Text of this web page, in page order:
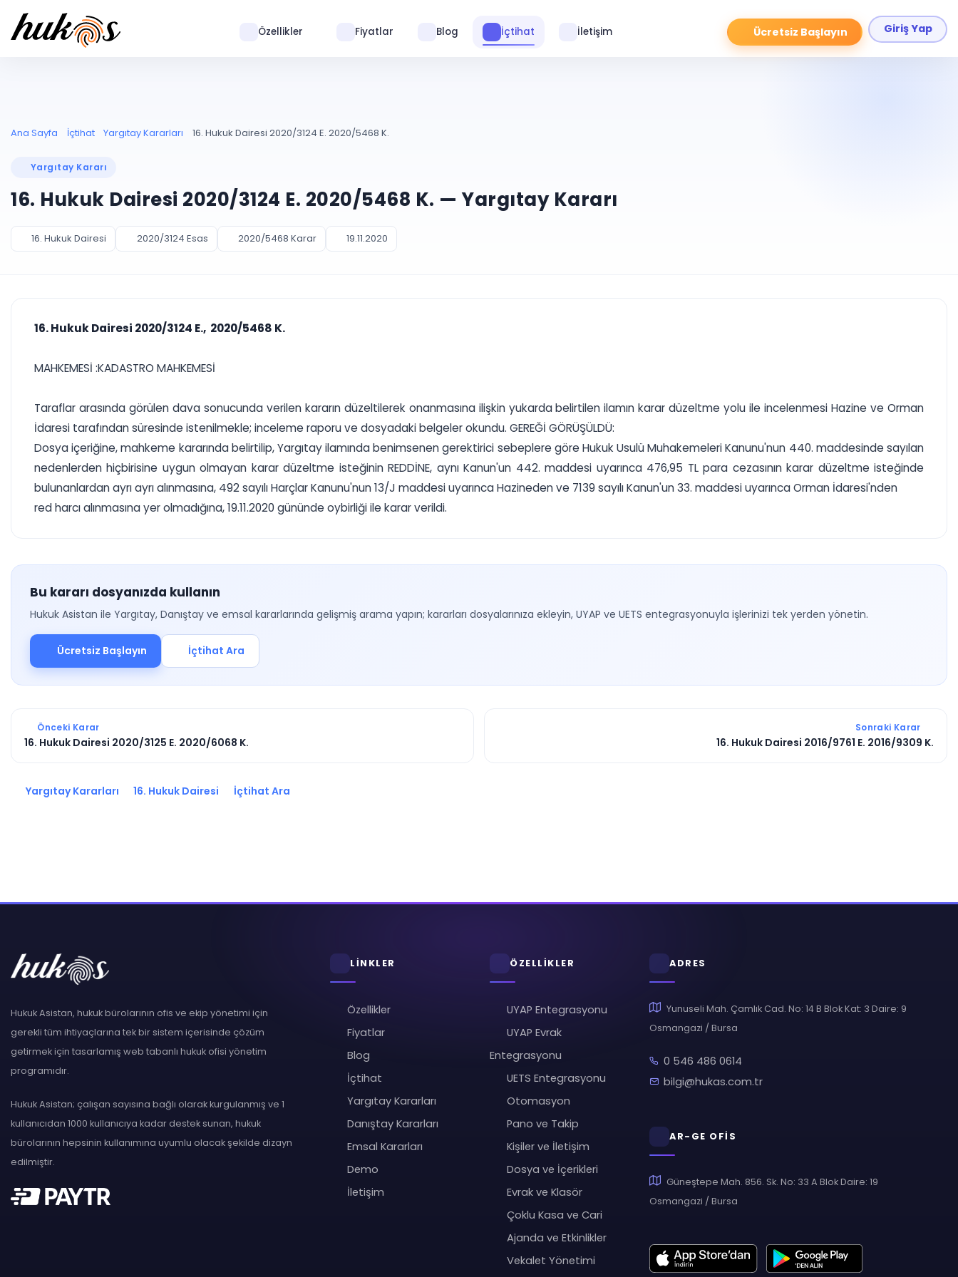
Ücretsiz Başlayın Giriş Yap
Özellikler Fiyatlar Blog İçtihat İletişim
Ana Sayfa İçtihat Yargıtay Kararları 16. Hukuk Dairesi 2020/3124 E. 2020/5468 K.
Yargıtay Kararı
16. Hukuk Dairesi 2020/3124 E. 2020/5468 K. — Yargıtay Kararı
16. Hukuk Dairesi 2020/3124 Esas 2020/5468 Karar 19.11.2020
16. Hukuk Dairesi 2020/3124 E., 2020/5468 K.
MAHKEMESİ :KADASTRO MAHKEMESİ
Taraflar arasında görülen dava sonucunda verilen kararın düzeltilerek onanmasına ilişkin yukarda belirtilen ilamın karar düzeltme yolu ile incelenmesi Hazine ve Orman
İdaresi tarafından süresinde istenilmekle; inceleme raporu ve dosyadaki belgeler okundu. GEREĞİ GÖRÜŞÜLDÜ:
Dosya içeriğine, mahkeme kararında belirtilip, Yargıtay ilamında benimsenen gerektirici sebeplere göre Hukuk Usulü Muhakemeleri Kanunu'nun 440. maddesinde sayılan
nedenlerden hiçbirisine uygun olmayan karar düzeltme isteğinin REDDİNE, aynı Kanun'un 442. maddesi uyarınca 476,95 TL para cezasının karar düzeltme isteğinde
bulunanlardan ayrı ayrı alınmasına, 492 sayılı Harçlar Kanunu'nun 13/J maddesi uyarınca Hazineden ve 7139 sayılı Kanun'un 33. maddesi uyarınca Orman İdaresi'nden
red harcı alınmasına yer olmadığına, 19.11.2020 gününde oybirliği ile karar verildi.
Bu kararı dosyanızda kullanın
Hukuk Asistan ile Yargıtay, Danıştay ve emsal kararlarında gelişmiş arama yapın; kararları dosyalarınıza ekleyin, UYAP ve UETS entegrasyonuyla işlerinizi tek yerden yönetin.
Ücretsiz Başlayın İçtihat Ara
Önceki Karar
16. Hukuk Dairesi 2020/3125 E. 2020/6068 K.
Sonraki Karar
16. Hukuk Dairesi 2016/9761 E. 2016/9309 K.
Yargıtay Kararları 16. Hukuk Dairesi İçtihat Ara
Hukuk Asistan, hukuk bürolarının ofis ve ekip yönetimi için
gerekli tüm ihtiyaçlarına tek bir sistem içerisinde çözüm
getirmek için tasarlamış web tabanlı hukuk ofisi yönetim
programıdır.
Hukuk Asistan; çalışan sayısına bağlı olarak kurgulanmış ve 1
kullanıcıdan 1000 kullanıcıya kadar destek sunan, hukuk
bürolarının hepsinin kullanımına uyumlu olacak şekilde dizayn
edilmiştir.
LİNKLER
Özellikler
Fiyatlar
Blog
İçtihat
Yargıtay Kararları
Danıştay Kararları
Emsal Kararları
Demo
İletişim
ÖZELLİKLER
UYAP Entegrasyonu
UYAP Evrak
Entegrasyonu
UETS Entegrasyonu
Otomasyon
Pano ve Takip
Kişiler ve İletişim
Dosya ve İçerikleri
Evrak ve Klasör
Çoklu Kasa ve Cari
Ajanda ve Etkinlikler
Vekalet Yönetimi
ADRES
Yunuseli Mah. Çamlık Cad. No: 14 B Blok Kat: 3 Daire: 9
Osmangazi / Bursa
0 546 486 0614
bilgi@hukas.com.tr
AR-GE OFİS
Güneştepe Mah. 856. Sk. No: 33 A Blok Daire: 19
Osmangazi / Bursa